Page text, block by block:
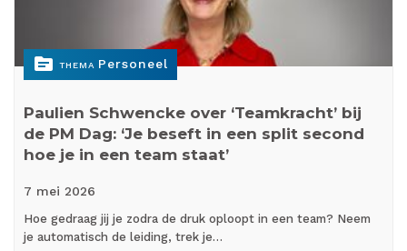
topic THEMA Personeel
Paulien Schwencke over ‘Teamkracht’ bij
de PM Dag: ‘Je beseft in een split second
hoe je in een team staat’
7 mei 2026
Hoe gedraag jij je zodra de druk oploopt in een team? Neem
je automatisch de leiding, trek je…